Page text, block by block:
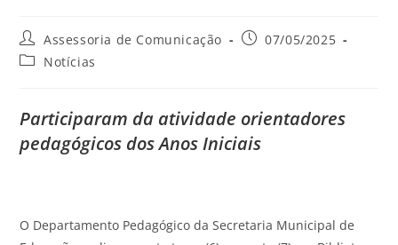
Assessoria de Comunicação
07/05/2025
Notícias
Participaram da atividade orientadores
pedagógicos dos Anos Iniciais
O Departamento Pedagógico da Secretaria Municipal de